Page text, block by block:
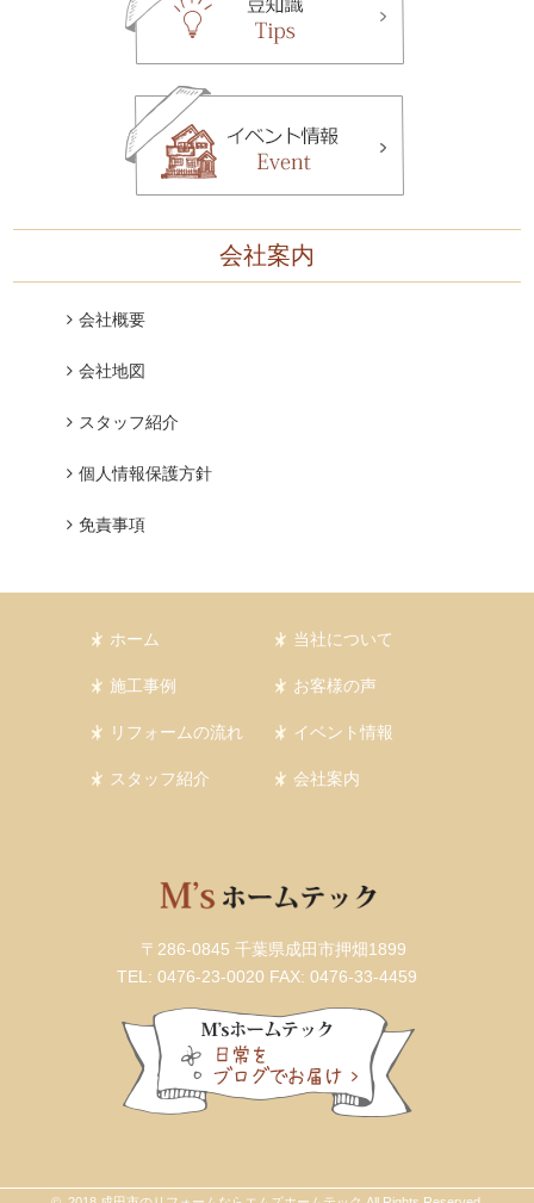
会社案内
会社概要
会社地図
スタッフ紹介
個人情報保護方針
免責事項
ホーム 当社について
施工事例 お客様の声
リフォームの流れ イベント情報
スタッフ紹介 会社案内
〒286-0845 千葉県成田市押畑1899
TEL: 0476-23-0020 FAX: 0476-33-4459